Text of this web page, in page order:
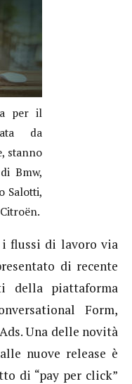
per il
da
stanno
Bmw,
Salotti,
flussi di lavoro via
di recente
della piattaforma
Form,
Una delle novità
nuove release è
di “pay per click”